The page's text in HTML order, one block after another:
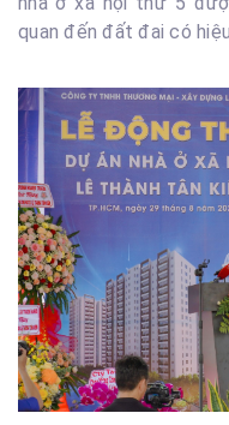
quan đến đất đai có